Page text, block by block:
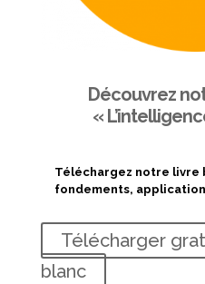
Découvrez
«
Téléchargez notre livre
fondements,
Télécharger
blanc